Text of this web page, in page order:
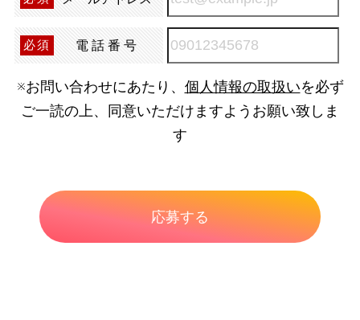
必須 電話番号
※お問い合わせにあたり、 個人情報の取扱いを必ず
ご一読の上、同意いただけますようお願い致しま
す